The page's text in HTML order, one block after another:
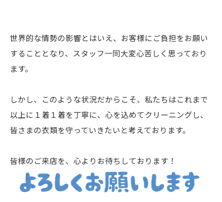
世界的な情勢の影響とはいえ、お客様にご負担をお願い
することとなり、スタッフ一同大変心苦しく思っており
ます。
しかし、このような状況だからこそ、私たちはこれまで
以上に１着１着を丁寧に、心を込めてクリーニングし、
皆さまの衣類を守っていきたいと考えております。
皆様のご来店を、心よりお待ちしております！